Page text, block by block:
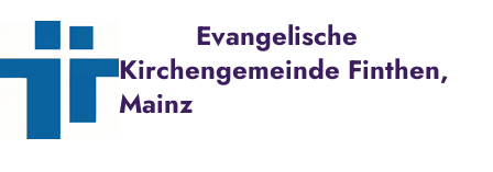
Evangelische
Kirchengemeinde Finthen,
Mainz